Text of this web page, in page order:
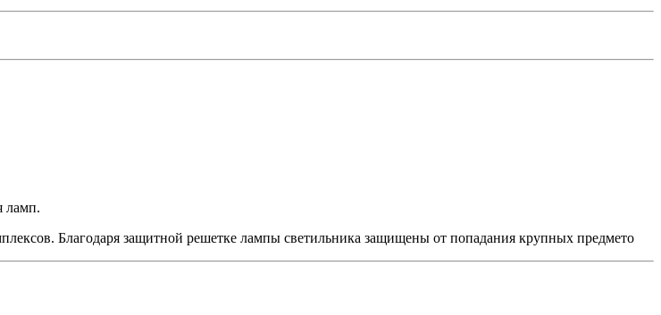
ламп.
Благодаря защитной решетке лампы светильника защищены от попадания крупных предмето